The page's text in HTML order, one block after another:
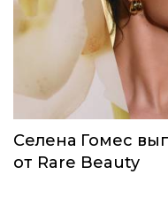
Селена Гомес
от Rare Beauty